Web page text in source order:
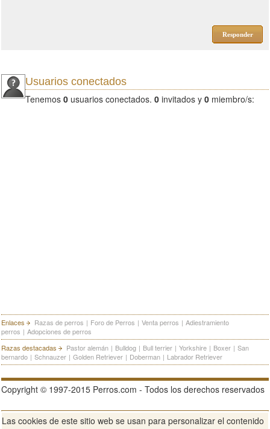
Responder
Usuarios conectados
Tenemos 0 usuarios conectados. 0 invitados y 0 miembro/s:
Enlaces Razas de perros | Foro de Perros | Venta perros | Adiestramiento
perros | Adopciones de perros
Razas destacadas
Pastor alemán | Bulldog | Bull terrier | Yorkshire | Boxer | San
bernardo | Schnauzer | Golden Retriever | Doberman | Labrador Retriever
Copyright © 1997-2015 Perros.com - Todos los derechos reservados
Publicidad en Perros.com | Contacte | Aviso Legal Política de
Las cookies de este sitio web se usan para personalizar el contenido